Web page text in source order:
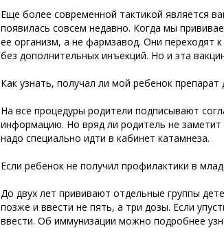
Еще более современной тактикой является
появилась совсем недавно. Когда мы
ее организм, а не фармзавод. Они переходят
без дополнительных инъекций. Но и эта
Как узнать, получал ли мой ребенок
На все процедуры родители подписывают
информацию. Но вряд ли родитель не
надо специально идти в кабинет катамнеза.
Если ребенок не получил профилактики в
До двух лет прививают отдельные группы
позже и ввести не пять, а три дозы. Если
ввести. Об иммунизации можно подробнее